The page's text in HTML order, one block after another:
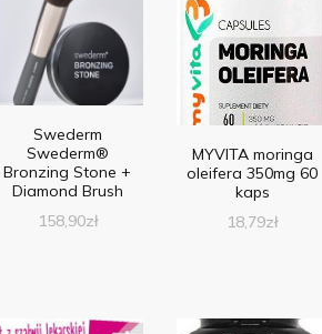
Swederm
Swederm®
Bronzing Stone +
Diamond Brush
158,90zł
MYVITA moringa
oleifera 350mg 60
kaps
18,79zł